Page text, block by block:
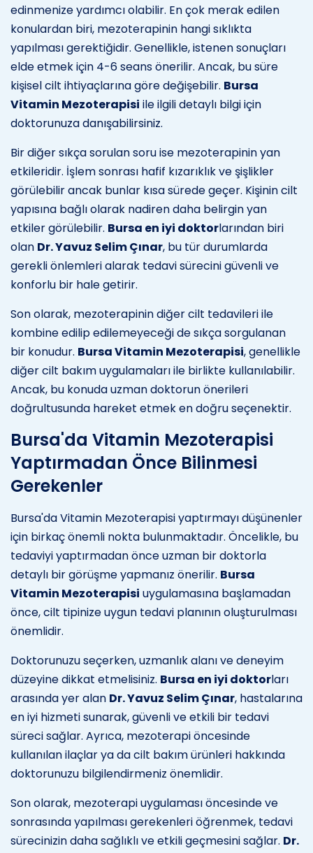
edinmenize yardımcı olabilir. En çok merak edilen
konulardan biri, mezoterapinin hangi sıklıkta
yapılması gerektiğidir. Genellikle, istenen sonuçları
elde etmek için 4-6 seans önerilir. Ancak, bu süre
kişisel cilt ihtiyaçlarına göre değişebilir. Bursa
Vitamin Mezoterapisi ile ilgili detaylı bilgi için
doktorunuza danışabilirsiniz.
Bir diğer sıkça sorulan soru ise mezoterapinin yan
etkileridir. İşlem sonrası hafif kızarıklık ve şişlikler
görülebilir ancak bunlar kısa sürede geçer. Kişinin cilt
yapısına bağlı olarak nadiren daha belirgin yan
etkiler görülebilir. Bursa en iyi doktorlarından biri
olan Dr. Yavuz Selim Çınar, bu tür durumlarda
gerekli önlemleri alarak tedavi sürecini güvenli ve
konforlu bir hale getirir.
Son olarak, mezoterapinin diğer cilt tedavileri ile
kombine edilip edilemeyeceği de sıkça sorgulanan
bir konudur. Bursa Vitamin Mezoterapisi, genellikle
diğer cilt bakım uygulamaları ile birlikte kullanılabilir.
Ancak, bu konuda uzman doktorun önerileri
doğrultusunda hareket etmek en doğru seçenektir.
Bursa'da Vitamin Mezoterapisi
Yaptırmadan Önce Bilinmesi
Gerekenler
Bursa'da Vitamin Mezoterapisi yaptırmayı düşünenler
için birkaç önemli nokta bulunmaktadır. Öncelikle, bu
tedaviyi yaptırmadan önce uzman bir doktorla
detaylı bir görüşme yapmanız önerilir. Bursa
Vitamin Mezoterapisi uygulamasına başlamadan
önce, cilt tipinize uygun tedavi planının oluşturulması
önemlidir.
Doktorunuzu seçerken, uzmanlık alanı ve deneyim
düzeyine dikkat etmelisiniz. Bursa en iyi doktorları
arasında yer alan Dr. Yavuz Selim Çınar, hastalarına
en iyi hizmeti sunarak, güvenli ve etkili bir tedavi
süreci sağlar. Ayrıca, mezoterapi öncesinde
kullanılan ilaçlar ya da cilt bakım ürünleri hakkında
doktorunuzu bilgilendirmeniz önemlidir.
Son olarak, mezoterapi uygulaması öncesinde ve
sonrasında yapılması gerekenleri öğrenmek, tedavi
sürecinizin daha sağlıklı ve etkili geçmesini sağlar. Dr.